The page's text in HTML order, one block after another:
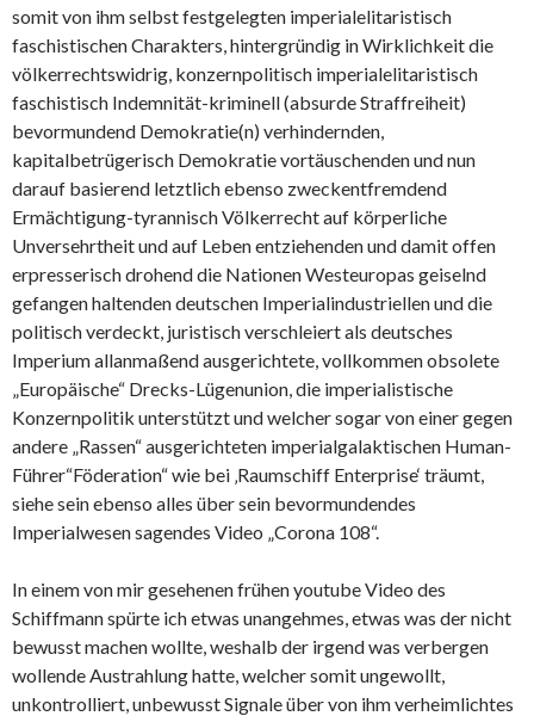
somit von ihm selbst festgelegten imperialelitaristisch
faschistischen Charakters, hintergründig in Wirklichkeit die
völkerrechtswidrig, konzernpolitisch imperialelitaristisch
faschistisch Indemnität-kriminell (absurde Straffreiheit)
bevormundend Demokratie(n) verhindernden,
kapitalbetrügerisch Demokratie vortäuschenden und nun
darauf basierend letztlich ebenso zweckentfremdend
Ermächtigung-tyrannisch Völkerrecht auf körperliche
Unversehrtheit und auf Leben entziehenden und damit offen
erpresserisch drohend die Nationen Westeuropas geiselnd
gefangen haltenden deutschen Imperialindustriellen und die
politisch verdeckt, juristisch verschleiert als deutsches
Imperium allanmaßend ausgerichtete, vollkommen obsolete
„Europäische“ Drecks-Lügenunion, die imperialistische
Konzernpolitik unterstützt und welcher sogar von einer gegen
andere „Rassen“ ausgerichteten imperialgalaktischen Human-
Führer“Föderation“ wie bei ‚Raumschiff Enterprise‘ träumt,
siehe sein ebenso alles über sein bevormundendes
Imperialwesen sagendes Video „Corona 108“.
In einem von mir gesehenen frühen youtube Video des
Schiffmann spürte ich etwas unangehmes, etwas was der nicht
bewusst machen wollte, weshalb der irgend was verbergen
wollende Austrahlung hatte, welcher somit ungewollt,
unkontrolliert, unbewusst Signale über von ihm verheimlichtes